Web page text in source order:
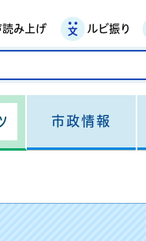
読み上げ ルビ振り
市政情報